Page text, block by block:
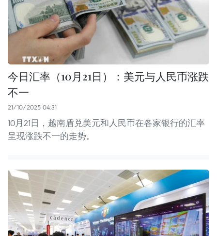
今日汇率（10月21日）：美元与人民币涨跌
不一
21/10/2025 04:31
10月21日，越南盾兑美元和人民币在各家银行的汇率
呈现涨跌不一的走势。